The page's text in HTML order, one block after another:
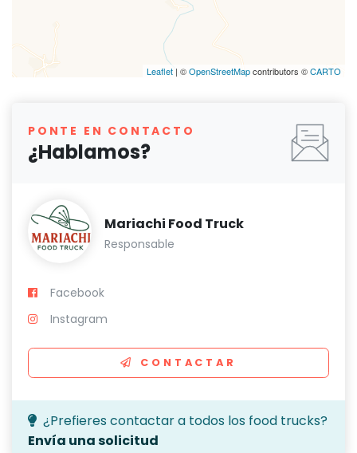
Leaflet | ©OpenStreetMapcontributors ©CARTO
PONTE EN CONTACTO
¿Hablamos?
Mariachi Food Truck
Responsable
Facebook
Instagram
CONTACTAR
¿Prefieres contactar a todos los food trucks?
Envía una solicitud